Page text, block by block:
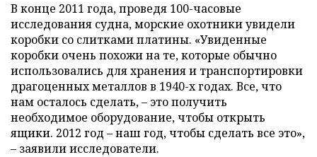
В конце 2011 года, проведя 100-часовые
исследования судна, морские охотники увидели
коробки со слитками платины. «Увиденные
коробки очень похожи на те, которые обычно
использовались для хранения и транспортировки
драгоценных металлов в 1940-х годах. Все, что
нам осталось сделать, – это получить
необходимое оборудование, чтобы открыть
ящики. 2012 год – наш год, чтобы сделать все это»,
– заявили исследователи.